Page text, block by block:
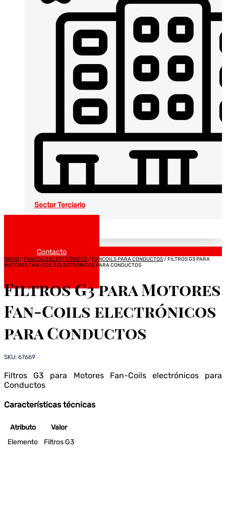
Sector Terciario
Contacto
INICIO/FANCOILS ELECTRÓNICOS/FANCOILS PARA CONDUCTOS/ FILTROS G3 PARA
MOTORES FAN-COILS ELECTRÓNICOS PARA CONDUCTOS
Filtros G3 para Motores
Fan-Coils electrónicos
para Conductos
SKU: 67669
Filtros G3 para Motores Fan-Coils electrónicos para
Conductos
Características técnicas
Atributo
Valor
Elemento
Filtros G3